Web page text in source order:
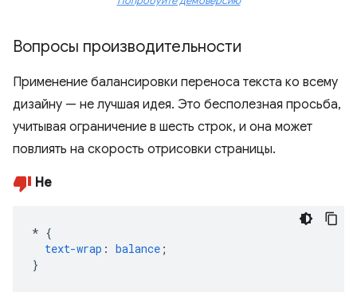
Вопросы производительности
Применение балансировки переноса текста ко всему
дизайну — не лучшая идея. Это бесполезная просьба,
учитывая ограничение в шесть строк, и она может
повлиять на скорость отрисовки страницы.
Не
* {
text-wrap : balance ;
}